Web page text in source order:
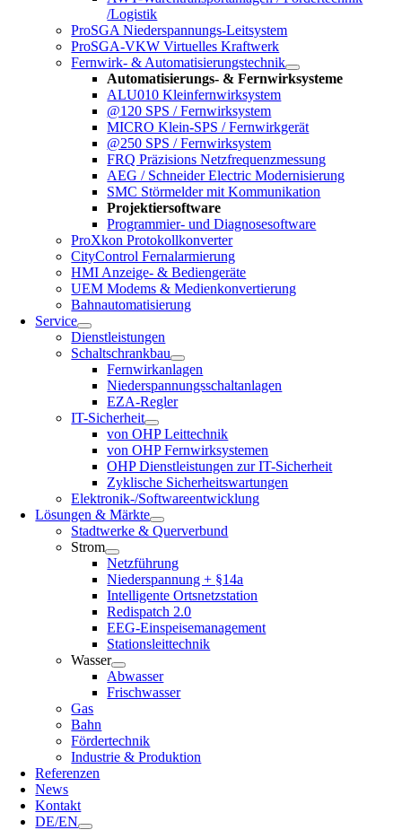
/Logistik
ProSGA Niederspannungs-Leitsystem
ProSGA-VKW Virtuelles Kraftwerk
Fernwirk- & Automatisierungstechnik
Automatisierungs- & Fernwirksysteme
ALU010 Kleinfernwirksystem
@120 SPS / Fernwirksystem
MICRO Klein-SPS / Fernwirkgerät
@250 SPS / Fernwirksystem
FRQ Präzisions Netzfrequenzmessung
AEG / Schneider Electric Modernisierung
SMC Störmelder mit Kommunikation
Projektiersoftware
Programmier- und Diagnosesoftware
ProXkon Protokollkonverter
CityControl Fernalarmierung
HMI Anzeige- & Bediengeräte
UEM Modems & Medienkonvertierung
Bahnautomatisierung
Service
Dienstleistungen
Schaltschrankbau
Fernwirkanlagen
Niederspannungsschaltanlagen
EZA-Regler
IT-Sicherheit
von OHP Leittechnik
von OHP Fernwirksystemen
OHP Dienstleistungen zur IT-Sicherheit
Zyklische Sicherheitswartungen
Elektronik-/Softwareentwicklung
Lösungen & Märkte
Stadtwerke & Querverbund
Strom
Netzführung
Niederspannung + §14a
Intelligente Ortsnetzstation
Redispatch 2.0
EEG-Einspeisemanagement
Stationsleittechnik
Wasser
Abwasser
Frischwasser
Gas
Bahn
Fördertechnik
Industrie & Produktion
Referenzen
News
Kontakt
DE/EN